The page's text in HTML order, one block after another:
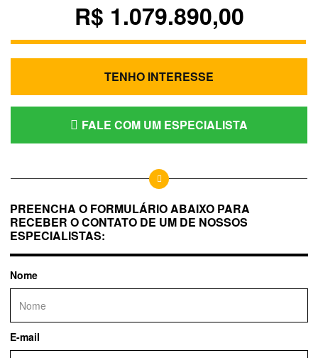
R$ 1.079.890,00
TENHO INTERESSE
FALE COM UM ESPECIALISTA
PREENCHA O FORMULÁRIO ABAIXO PARA
RECEBER O CONTATO DE UM DE NOSSOS
ESPECIALISTAS:
Nome
E-mail